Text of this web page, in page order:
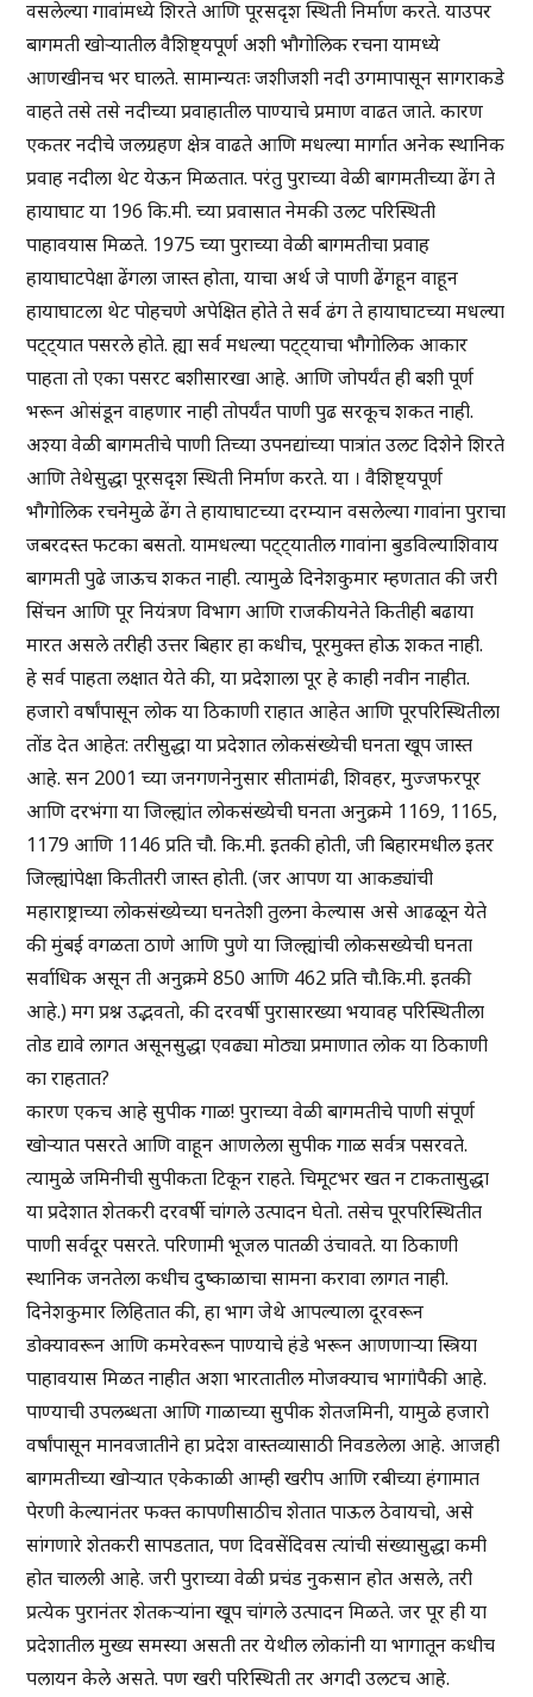
वसलेल्या गावांमध्ये शिरते आणि पूरसदृश स्थिती निर्माण करते. याउपर
बागमती खोऱ्यातील वैशिष्ट्यपूर्ण अशी भौगोलिक रचना यामध्ये
आणखीनच भर घालते. सामान्यतः जशीजशी नदी उगमापासून सागराकडे
वाहते तसे तसे नदीच्या प्रवाहातील पाण्याचे प्रमाण वाढत जाते. कारण
एकतर नदीचे जलग्रहण क्षेत्र वाढते आणि मधल्या मार्गात अनेक स्थानिक
प्रवाह नदीला थेट येऊन मिळतात. परंतु पुराच्या वेळी बागमतीच्या ढेंग ते
हायाघाट या 196 कि.मी. च्या प्रवासात नेमकी उलट परिस्थिती
पाहावयास मिळते. 1975 च्या पुराच्या वेळी बागमतीचा प्रवाह
हायाघाटपेक्षा ढेंगला जास्त होता, याचा अर्थ जे पाणी ढेंगहून वाहून
हायाघाटला थेट पोहचणे अपेक्षित होते ते सर्व ढंग ते हायाघाटच्या मधल्या
पट्ट्यात पसरले होते. ह्या सर्व मधल्या पट्ट्याचा भौगोलिक आकार
पाहता तो एका पसरट बशीसारखा आहे. आणि जोपर्यंत ही बशी पूर्ण
भरून ओसंडून वाहणार नाही तोपर्यंत पाणी पुढ सरकूच शकत नाही.
अश्या वेळी बागमतीचे पाणी तिच्या उपनद्यांच्या पात्रांत उलट दिशेने शिरते
आणि तेथेसुद्धा पूरसदृश स्थिती निर्माण करते. या । वैशिष्ट्यपूर्ण
भौगोलिक रचनेमुळे ढेंग ते हायाघाटच्या दरम्यान वसलेल्या गावांना पुराचा
जबरदस्त फटका बसतो. यामधल्या पट्ट्यातील गावांना बुडविल्याशिवाय
बागमती पुढे जाऊच शकत नाही. त्यामुळे दिनेशकुमार म्हणतात की जरी
सिंचन आणि पूर नियंत्रण विभाग आणि राजकीयनेते कितीही बढाया
मारत असले तरीही उत्तर बिहार हा कधीच, पूरमुक्त होऊ शकत नाही.
हे सर्व पाहता लक्षात येते की, या प्रदेशाला पूर हे काही नवीन नाहीत.
हजारो वर्षांपासून लोक या ठिकाणी राहात आहेत आणि पूरपरिस्थितीला
तोंड देत आहेत: तरीसुद्धा या प्रदेशात लोकसंख्येची घनता खूप जास्त
आहे. सन 2001 च्या जनगणनेनुसार सीतामंढी, शिवहर, मुज्जफरपूर
आणि दरभंगा या जिल्ह्यांत लोकसंख्येची घनता अनुक्रमे 1169, 1165,
1179 आणि 1146 प्रति चौ. कि.मी. इतकी होती, जी बिहारमधील इतर
जिल्ह्यांपेक्षा कितीतरी जास्त होती. (जर आपण या आकड्यांची
महाराष्ट्राच्या लोकसंख्येच्या घनतेशी तुलना केल्यास असे आढळून येते
की मुंबई वगळता ठाणे आणि पुणे या जिल्ह्यांची लोकसख्येची घनता
सर्वाधिक असून ती अनुक्रमे 850 आणि 462 प्रति चौ.कि.मी. इतकी
आहे.) मग प्रश्न उद्भवतो, की दरवर्षी पुरासारख्या भयावह परिस्थितीला
तोड द्यावे लागत असूनसुद्धा एवढ्या मोठ्या प्रमाणात लोक या ठिकाणी
का राहतात?
कारण एकच आहे सुपीक गाळ! पुराच्या वेळी बागमतीचे पाणी संपूर्ण
खोऱ्यात पसरते आणि वाहून आणलेला सुपीक गाळ सर्वत्र पसरवते.
त्यामुळे जमिनीची सुपीकता टिकून राहते. चिमूटभर खत न टाकतासुद्धा
या प्रदेशात शेतकरी दरवर्षी चांगले उत्पादन घेतो. तसेच पूरपरिस्थितीत
पाणी सर्वदूर पसरते. परिणामी भूजल पातळी उंचावते. या ठिकाणी
स्थानिक जनतेला कधीच दुष्काळाचा सामना करावा लागत नाही.
दिनेशकुमार लिहितात की, हा भाग जेथे आपल्याला दूरवरून
डोक्यावरून आणि कमरेवरून पाण्याचे हंडे भरून आणणाऱ्या स्त्रिया
पाहावयास मिळत नाहीत अशा भारतातील मोजक्याच भागांपैकी आहे.
पाण्याची उपलब्धता आणि गाळाच्या सुपीक शेतजमिनी, यामुळे हजारो
वर्षांपासून मानवजातीने हा प्रदेश वास्तव्यासाठी निवडलेला आहे. आजही
बागमतीच्या खोऱ्यात एकेकाळी आम्ही खरीप आणि रबीच्या हंगामात
पेरणी केल्यानंतर फक्त कापणीसाठीच शेतात पाऊल ठेवायचो, असे
सांगणारे शेतकरी सापडतात, पण दिवसेंदिवस त्यांची संख्यासुद्धा कमी
होत चालली आहे. जरी पुराच्या वेळी प्रचंड नुकसान होत असले, तरी
प्रत्येक पुरानंतर शेतकऱ्यांना खूप चांगले उत्पादन मिळते. जर पूर ही या
प्रदेशातील मुख्य समस्या असती तर येथील लोकांनी या भागातून कधीच
पलायन केले असते. पण खरी परिस्थिती तर अगदी उलटच आहे.